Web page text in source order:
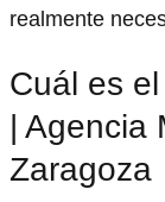
realmente
Cuál es
|
Zaragoza